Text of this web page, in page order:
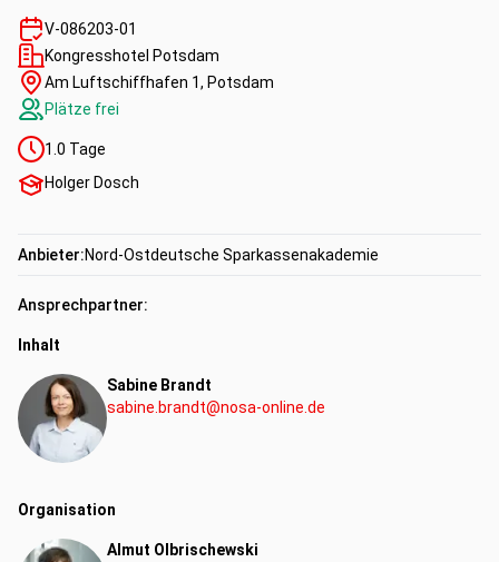
V-086203-01
Kongresshotel Potsdam
Am Luftschiffhafen 1, Potsdam
Plätze frei
1.0 Tage
Holger Dosch
Anbieter:Nord-Ostdeutsche Sparkassenakademie
Ansprechpartner:
Inhalt
Sabine Brandt
sabine.brandt@nosa-online.de
Organisation
Almut Olbrischewski